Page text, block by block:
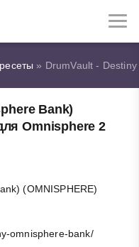
» DrumVault -
Bank)
Omnisphere 2
(OMNISPHERE)
omnisphere-bank/